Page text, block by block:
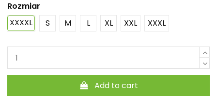
Rozmiar
XXXXL
S M L XL XXL XXXL
Add to cart